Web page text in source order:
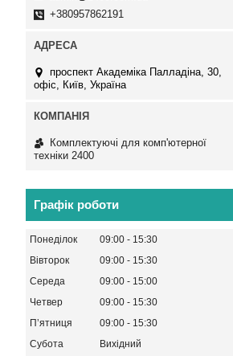
+380957862191
проспект Академіка Палладіна, 30,
офіс, Київ, Україна
Комплектуючі для комп'ютерної
техніки 2400
Графік роботи
Понеділок 09:00
15:30
Вівторок
09:00
15:30
Середа
09:00
15:00
Четвер
09:00
15:30
Пʼятниця
09:00
15:30
Субота
Вихідний